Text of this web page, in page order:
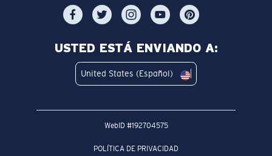
USTED ESTÁ ENVIANDO A:
United States (Español)
WebID #192704575
POLÍTICA DE PRIVACIDAD